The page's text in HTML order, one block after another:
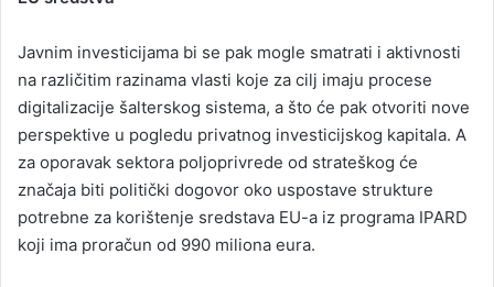
Javnim investicijama bi se pak mogle smatrati i aktivnosti
na različitim razinama vlasti koje za cilj imaju procese
digitalizacije šalterskog sistema, a što će pak otvoriti nove
perspektive u pogledu privatnog investicijskog kapitala. A
za oporavak sektora poljoprivrede od strateškog će
značaja biti politički dogovor oko uspostave strukture
potrebne za korištenje sredstava EU-a iz programa IPARD
koji ima proračun od 990 miliona eura.